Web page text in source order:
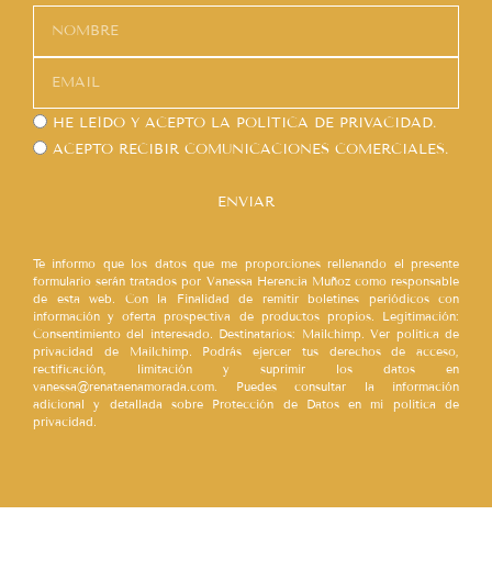
HE LEÍDO Y ACEPTO LA POLÍTICA DE PRIVACIDAD.
ACEPTO RECIBIR COMUNICACIONES COMERCIALES.
ENVIAR
Te informo que los datos que me proporciones rellenando el presente
formulario serán tratados por Vanessa Herencia Muñoz como responsable
de esta web. Con la Finalidad de remitir boletines periódicos con
información y oferta prospectiva de productos propios. Legitimación:
Consentimiento del interesado. Destinatarios: Mailchimp. Ver política de
privacidad de Mailchimp. Podrás ejercer tus derechos de acceso,
rectificación, limitación y suprimir los datos en
vanessa@renataenamorada.com. Puedes consultar la información
adicional y detallada sobre Protección de Datos en mi política de
privacidad.